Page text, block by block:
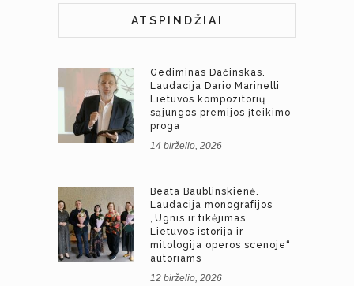
ATSPINDŽIAI
Gediminas Dačinskas.
Laudacija Dario Marinelli
Lietuvos kompozitorių
sąjungos premijos įteikimo
proga
14 birželio, 2026
Beata Baublinskienė.
Laudacija monografijos
„Ugnis ir tikėjimas.
Lietuvos istorija ir
mitologija operos scenoje“
autoriams
12 birželio, 2026